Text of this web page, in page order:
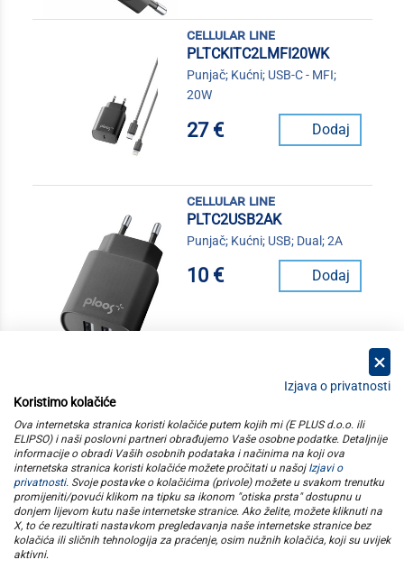
cellular line
PLTCKITC2LMFI20WK
Punjač; Kućni; USB-C - MFI;
20W
27 € Dodaj
cellular line
PLTC2USB2AK
Punjač; Kućni; USB; Dual; 2A
10 € Dodaj
kategorije
elipso
informacije
pratite nas
Izjava o privatnosti
Koristimo kolačiće
Ova internetska stranica koristi kolačiće putem kojih mi (E PLUS d.o.o. ili
ELIPSO) i naši poslovni partneri obrađujemo Vaše osobne podatke. Detaljnije
informacije o obradi Vaših osobnih podataka i načinima na koji ova
internetska stranica koristi kolačiće možete pročitati u našoj Izjavi o
privatnosti. Svoje postavke o kolačićima (privole) možete u svakom trenutku
promijeniti/povući klikom na tipku sa ikonom "otiska prsta" dostupnu u
donjem lijevom kutu naše internetske stranice. Ako želite, možete kliknuti na
X, to će rezultirati nastavkom pregledavanja naše internetske stranice bez
kolačića ili sličnih tehnologija za praćenje, osim nužnih kolačića, koji su uvijek
aktivni.